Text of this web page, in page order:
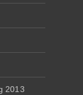
2013